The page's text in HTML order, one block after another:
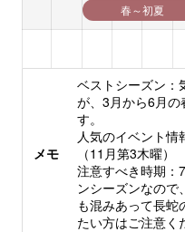
春～初夏
メモ
ベストシーズン：
が、3月から6月
す。
人気のイベント情
（11月第3木曜）
注意すべき時期：
ンシーズンなので
も混みあって長蛇
たい方はご注意く